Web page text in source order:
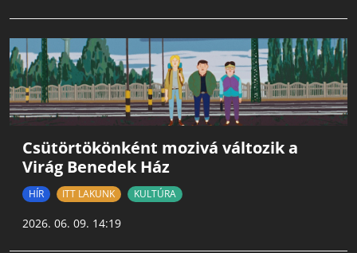
Csütörtökönként mozivá változik a
Virág Benedek Ház
HÍR ITT LAKUNK KULTÚRA
2026. 06. 09. 14:19